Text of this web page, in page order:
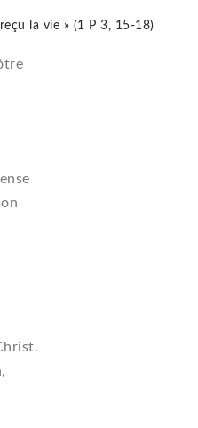
la vie » (1 P 3, 15-18)